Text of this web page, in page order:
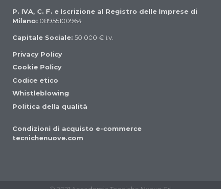
P. IVA, C. F. e Iscrizione al Registro delle Imprese di
Milano: 08955100964
Capitale Sociale: 50.000 € i.v.
Privacy Policy
Cookie Policy
Codice etico
Whistleblowing
Politica della qualità
Condizioni di acquisto e-commerce
tecnichenuove.com